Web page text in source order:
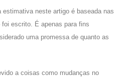
neste artigo é baseada nas
escrito. É apenas para fins
uma promessa de quanto as
a coisas como mudanças no